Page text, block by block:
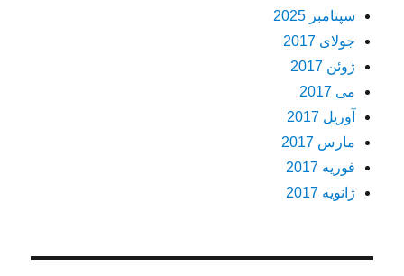
سپتامبر 2025
جولای 2017
ژوئن 2017
می 2017
آوریل 2017
مارس 2017
فوریه 2017
ژانویه 2017